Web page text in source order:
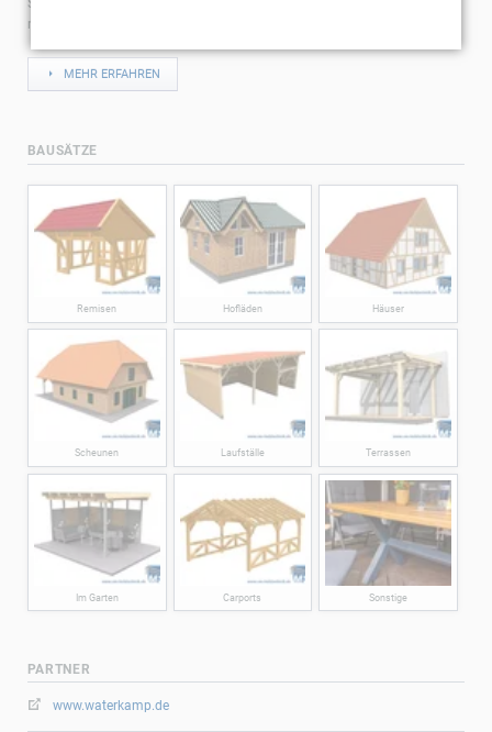
Sie sich ausführlich über unser Können oder unsere Referenzen und
nehmen Sie Kontakt zu uns auf.
MEHR ERFAHREN
BAUSÄTZE
Remisen Hofläden Häuser
Scheunen Laufställe Terrassen
Im Garten Carports Sonstige
PARTNER
www.waterkamp.de